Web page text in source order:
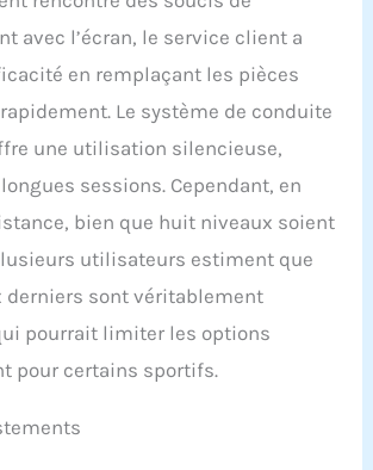
entraînements
【Robustesse et
d’appartement pour la
maison est conçue pour
maximal de 150 kg,
garantissant une
pour des entraînements
intenses. Fabriquée avec
du métal de haute
qualité, elle offre une
longue durée de vie et
une résistance, parfaite
pour une utilisation
avec l’écran, le service client a
en remplaçant les pièces
Le système de conduite
une utilisation silencieuse,
sessions. Cependant, en
bien que huit niveaux soient
utilisateurs estiment que
derniers sont véritablement
pourrait limiter les options
pour certains sportifs.